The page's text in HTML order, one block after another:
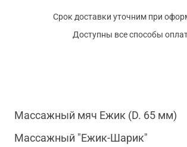
Срок доставки уточним при
Доступны все способы
Массажный мяч Ежик (D. 65 мм)
Массажный "Ежик-Шарик"